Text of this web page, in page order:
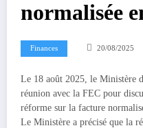
normalisée
Finances 20/08/2025
Le 18 août 2025, le Ministère
réunion avec la FEC pour
réforme sur la facture
Le Ministère a précisé que la